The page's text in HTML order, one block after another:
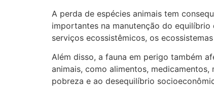
A perda de espécies animais tem
importantes na manutenção do
serviços ecossistêmicos, os
Além disso, a fauna em perigo também
animais, como alimentos,
pobreza e ao desequilíbrio